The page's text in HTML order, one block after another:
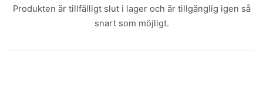
Produkten är tillfälligt slut i lager och är tillgänglig igen så
snart som möjligt.